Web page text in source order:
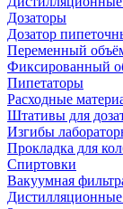
Дозаторы
Дозатор
Переменный
Фиксированный
Пипетаторы
Расходные
Штативы для
Изгибы
Прокладка для
Спиртовки
Вакуумная